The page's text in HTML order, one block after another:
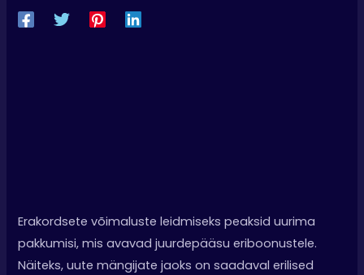
Erakordsete võimaluste leidmiseks peaksid uurima
pakkumisi, mis avavad juurdepääsu eriboonustele.
Näiteks, uute mängijate jaoks on saadaval erilised